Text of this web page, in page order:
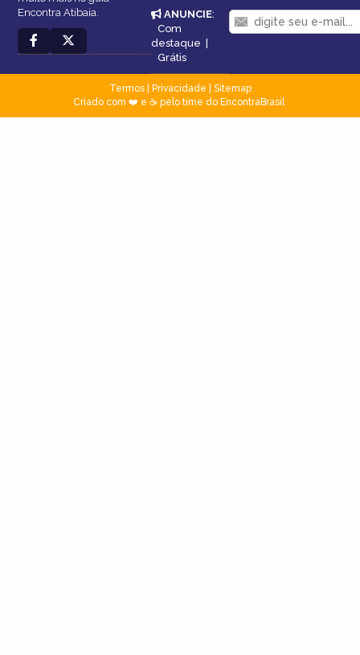
Encontra Atibaia.
ANUNCIE:
Com
destaque |
Grátis
Termos| Privacidade
Sitemap
Criado com ❤️ e ☕ pelo time do EncontraBrasil